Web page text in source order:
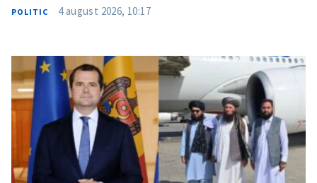
POLITIC 4 august 2026, 10:17